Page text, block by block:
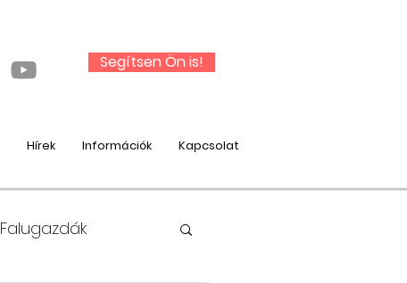
Segítsen Ön is!
Hírek Információk Kapcsolat
Falugazdák